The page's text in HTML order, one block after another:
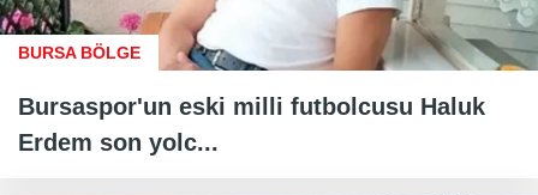
BURSA BÖLGE
Bursaspor'un eski milli futbolcusu Haluk
Erdem son yolc...